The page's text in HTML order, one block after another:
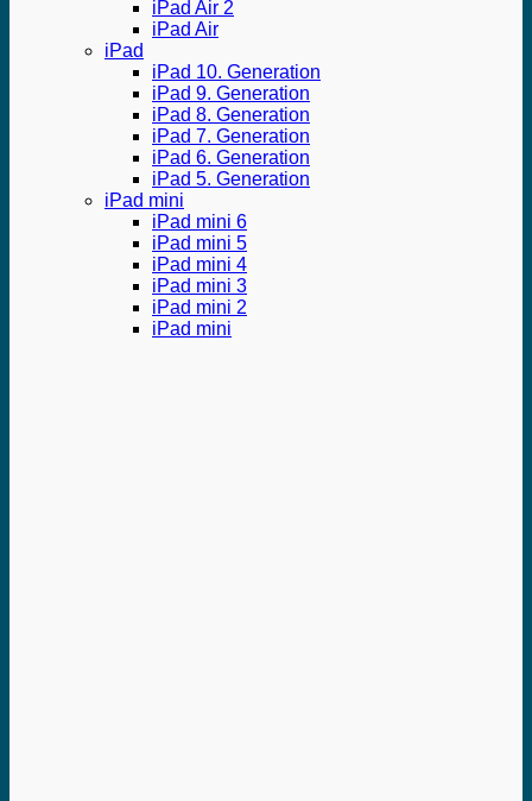
iPad Air 2
iPad Air
iPad
iPad 10. Generation
iPad 9. Generation
iPad 8. Generation
iPad 7. Generation
iPad 6. Generation
iPad 5. Generation
iPad mini
iPad mini 6
iPad mini 5
iPad mini 4
iPad mini 3
iPad mini 2
iPad mini